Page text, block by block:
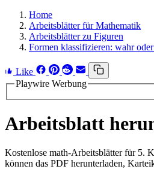
Home
Arbeitsblätter für Mathematik
Arbeitsblätter zu Figuren
Formen klassifizieren: wahr
Like
Playwire Werbung
Arbeitsblatt
Kostenlose math-Arbeitsblätter für 5.
können das PDF herunterladen,